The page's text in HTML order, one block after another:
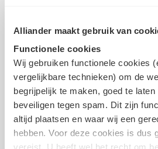
Alliander maakt gebruik van
Functionele cookies
Wij gebruiken functionele cookies
vergelijkbare technieken) om de
begrijpelijk te maken, goed te
beveiligen tegen spam. Dit zijn
altijd plaatsen en waar wij een
hebben. Voor deze cookies is dus
Apeldoorn
Laan van de Ram 86
Toon meer informatie